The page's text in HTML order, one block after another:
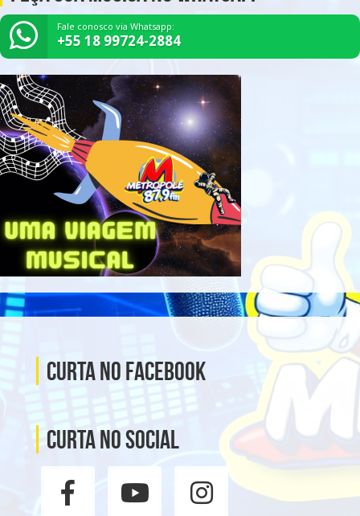
Fale conosco via Whatsapp:
+55 18 99724-2884
Curta no Facebook
Curta no social